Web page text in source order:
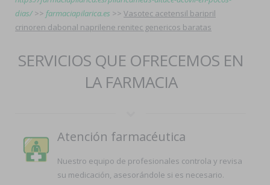
dias/>> farmaciapilarica.es >> Vasotec acetensil baripril
crinoren dabonal naprilene renitec genericos baratas
SERVICIOS QUE OFRECEMOS EN
LA FARMACIA
Atención farmacéutica
Nuestro equipo de profesionales controla y revisa
su medicación, asesorándole si es necesario.